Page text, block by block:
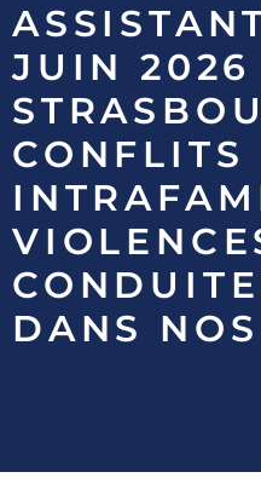
JUIN 2026
CONFLITS
DANS